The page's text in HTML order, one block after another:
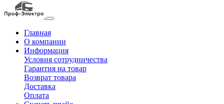
Главная
О компании
Информация
Условия сотрудничества
Гарантия на товар
Возврат товара
Доставка
Оплата